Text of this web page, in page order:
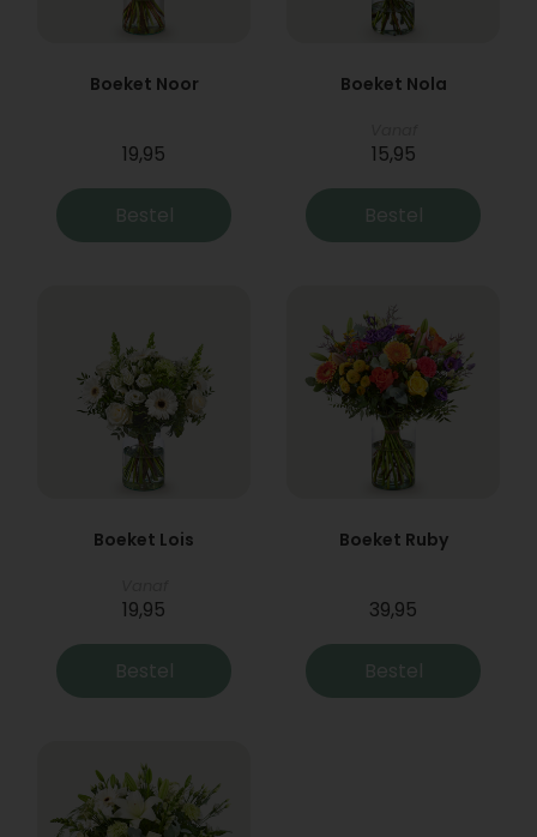
Boeket Noor
19,95
Bestel
Boeket Nola
15,95
Bestel
Boeket Lois
19,95
Bestel
Boeket Ruby
39,95
Bestel